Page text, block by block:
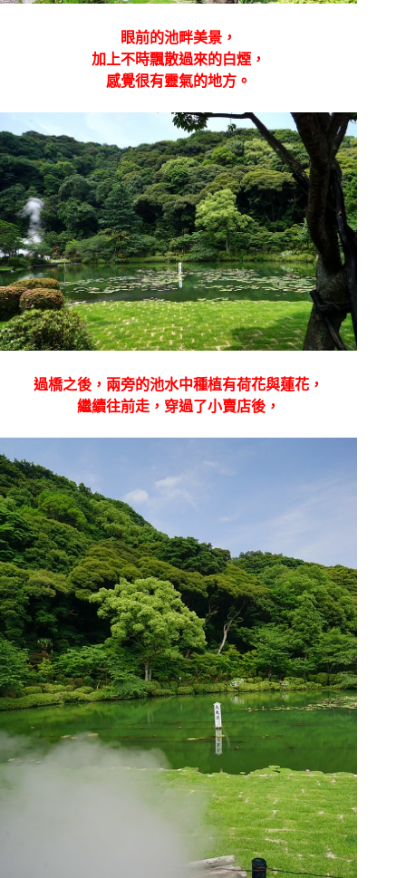
眼前的池畔美景，
加上不時飄散過來的白煙，
感覺很有靈氣的地方。
過橋之後，兩旁的池水中種植有荷花與蓮花，
繼續往前走，穿過了小賣店後，